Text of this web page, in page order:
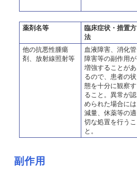
薬剤名等
臨床症状・措置方
法
他の抗悪性腫瘍
剤、放射線照射等
血液障害、消化管
障害等の副作用が
増強することがあ
るので、患者の状
態を十分に観察す
ること。異常が認
められた場合には
減量、休薬等の適
切な処置を行うこ
と。
副作用